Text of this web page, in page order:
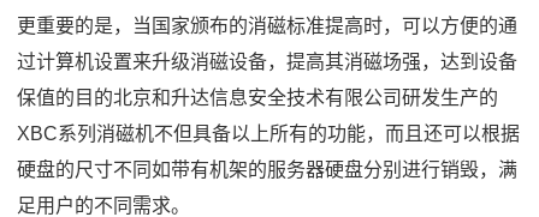
更重要的是，当国家颁布的消磁标准提高时，可以方便的通
过计算机设置来升级消磁设备，提高其消磁场强，达到设备
保值的目的北京和升达信息安全技术有限公司研发生产的
XBC系列消磁机不但具备以上所有的功能，而且还可以根据
硬盘的尺寸不同如带有机架的服务器硬盘分别进行销毁，满
足用户的不同需求。